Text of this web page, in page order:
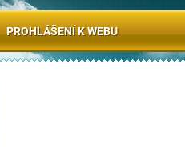
PROHLÁŠENÍ K WEBU